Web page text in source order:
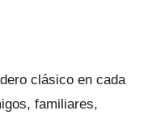
clásico en cada
familiares,